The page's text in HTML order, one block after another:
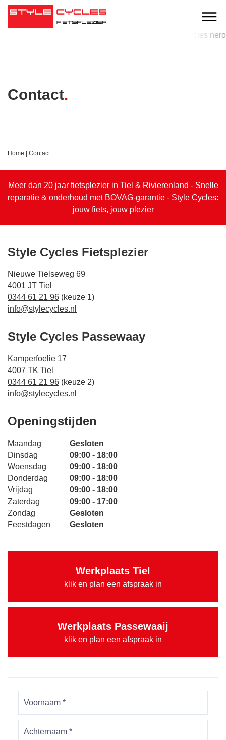
Contact
Home Contact
Meer dan 20 jaar fietsplezier in Tiel & Rivierenland - Snelle
reparatie & onderhoud met BOVAG-garantie - Style Cycles:
jouw fiets, jouw plezier
Style Cycles Fietsplezier
Nieuwe Tielseweg 69
4001 JT Tiel
0344 61 21 96 (keuze 1)
info@stylecycles.nl
Style Cycles Passewaay
Kamperfoelie 17
4007 TK Tiel
0344 61 21 96 (keuze 2)
info@stylecycles.nl
Openingstijden
Maandag
Gesloten
Dinsdag
09:00 - 18:00
Woensdag
09:00 - 18:00
Donderdag
09:00 - 18:00
Vrijdag
09:00 - 18:00
Zaterdag
09:00 - 17:00
Zondag
Gesloten
Feestdagen
Gesloten
Werkplaats Tiel
klik en plan een afspraak in
Werkplaats Passewaaij
klik en plan een afspraak in